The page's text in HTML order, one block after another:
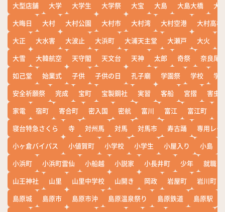
大型店舗
大学 大学生 大学祭 大宝 大島 大島大橋
大
大晦日
大村 大村公園 大村市 大村湾 大村空港
大村高校
大正
大水害 大波止 大浜町 大浦天主堂 大瀬戸 大火
大雪
大韓航空 天守閣 天文台 天神 太郎 奇祭
奈良尾
如己堂
始業式 子供 子供の日 孔子廟 学園祭 学校
学
安全祈願祭
完成 宝町 宝製鋼社 実習 客船 宮摺
害虫
家電
宿町 寄合町 密入国 密航 富川 富江 富江町
寝台特急さくら
寺 対州馬 対馬 対馬市 寿古踊
専用レー
小ヶ倉バイパス
小値賀町 小学校 小学生 小屋入り 小島
小浜町
小浜町雲仙 小船越 小説家 小長井町 少年
就職
山王神社
山里 山里中学校 山開き 岡政 岩屋町
岩川町
島原城
島原市 島原市沖 島原温泉祭り 島原鉄道 島原駅